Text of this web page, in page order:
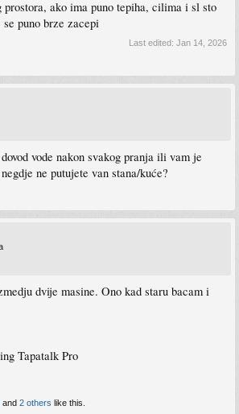
prostora, ako ima puno tepiha, cilima i sl sto
puno brze zacepi
Last edited: Jan 14, 2026
vode nakon svakog pranja ili vam je
ne putujete van stana/kuće?
dvije masine. Ono kad staru bacam i
Tapatalk Pro
and 2 others like this.